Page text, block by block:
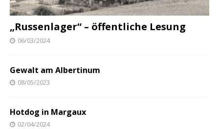
„Russenlager“ – öffentliche Lesung
06/03/2024
Gewalt am Albertinum
08/05/2023
Hotdog in Margaux
02/04/2024